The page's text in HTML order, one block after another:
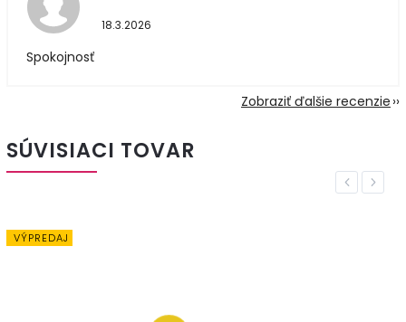
18.3.2026
Spokojnosť
Zobraziť ďalšie recenzie
SÚVISIACI TOVAR
Previous
VÝPREDAJ
Next